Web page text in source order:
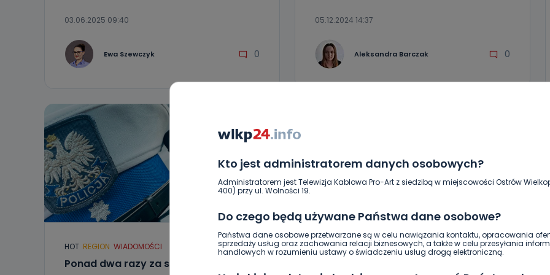
Kto jest administratorem danych osobowych?
Administratorem jest Telewizja Kablowa Pro-Art z siedzibą w miejscowości Ostrów
400) przy ul. Wolności 19.
Do czego będą używane Państwa dane osobowe?
Państwa dane osobowe przetwarzane są w celu nawiązania kontaktu, opracowania
sprzedaży usług oraz zachowania relacji biznesowych, a także w celu przesyłania
handlowych w rozumieniu ustawy o świadczeniu usług drogą elektroniczną.
03.06.2025 09:40
Ewa Szewczyk 0
05.12.2024 14:37
Aleksandra Barczak 0
HOT REGION WIADOMOŚCI
Ponad dwa razy za szybko w
REGION